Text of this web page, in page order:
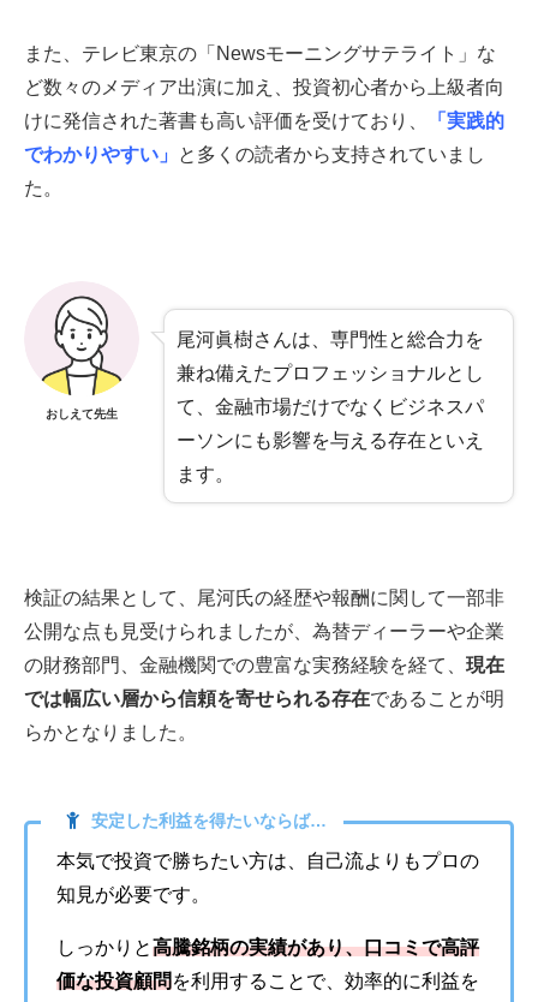
また、テレビ東京の「Newsモーニングサテライト」な
ど数々のメディア出演に加え、投資初心者から上級者向
けに発信された著書も高い評価を受けており、
「実践的
でわかりやすい」
と多くの読者から支持されていまし
た。
おしえて先生
尾河眞樹さんは、専門性と総合力を
兼ね備えたプロフェッショナルとし
て、金融市場だけでなくビジネスパ
ーソンにも影響を与える存在といえ
ます。
検証の結果として、尾河氏の経歴や報酬に関して一部非
公開な点も見受けられましたが、為替ディーラーや企業
の財務部門、金融機関での豊富な実務経験を経て、 現在
では幅広い層から信頼を寄せられる存在であることが明
らかとなりました。
安定した利益を得たいならば…
本気で投資で勝ちたい方は、自己流よりもプロの
知見が必要です。
しっかりと高騰銘柄の実績があり、口コミで高評
価な投資顧問 を利用することで、効率的に利益を